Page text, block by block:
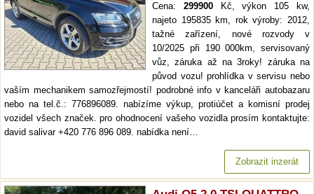
Cena: 299900Kč, výkon 105 kw,
najeto 195835 km, rok výroby: 2012,
tažné zařízení, nové rozvody v
10/2025 při 190 000km, servisovaný
vůz, záruka až na 3roky! záruka na
původ vozu! prohlídka v servisu nebo
vaším mechanikem samozřejmostí! podrobné info v kanceláři autobazaru
nebo na tel.č.: 776896089. nabízíme výkup, protiúčet a komisní prodej
vozidel všech značek. pro ohodnocení vašeho vozidla prosím kontaktujte:
david salivar +420 776 896 089. nabídka není…
Zobrazit inzerát